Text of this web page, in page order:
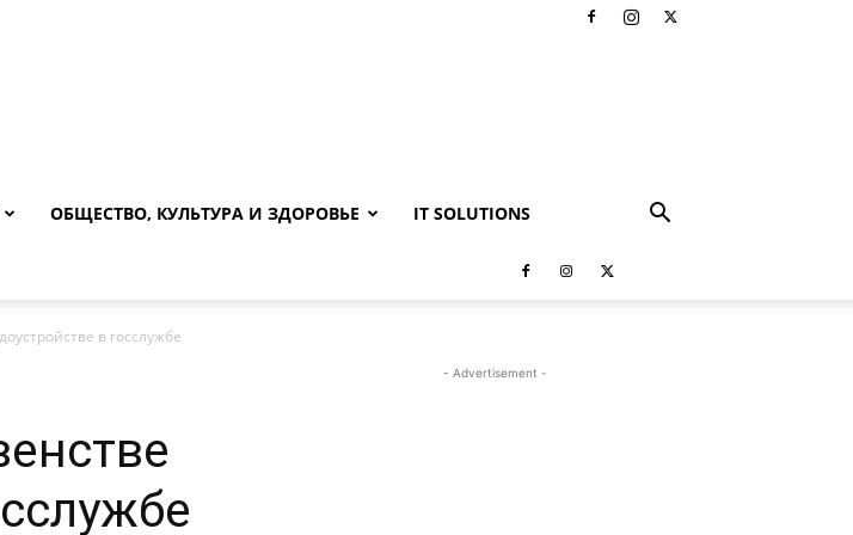
ОБЩЕСТВО, КУЛЬТУРА И ЗДОРОВЬЕ IT SOLUTIONS
в госслужбе
- Advertisement -